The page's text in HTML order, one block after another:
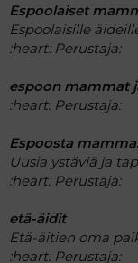
Espoolaiset
Espoolaisille
:heart: Perustaja:
espoon mammat
:heart: Perustaja:
Espoosta
Uusia ystäviä ja
:heart: Perustaja:
etä-äidit
Etä-äitien oma
:heart: Perustaja: